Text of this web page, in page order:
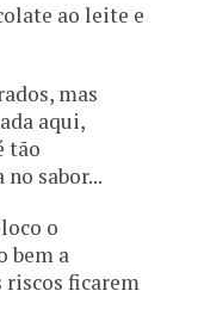
ao leite e
mas
aqui,
tão
sabor...
o
bem a
riscos ficarem